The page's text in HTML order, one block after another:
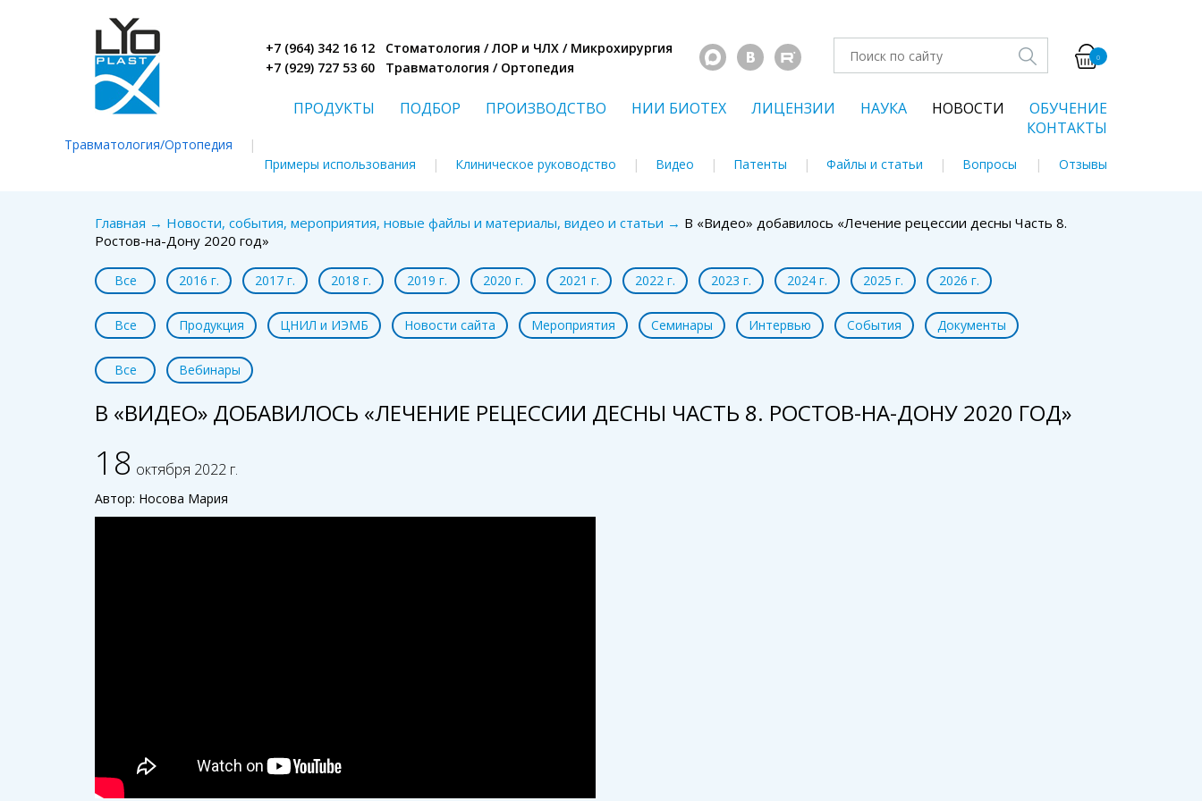
Травматология/Ортопедия |
+7 (964) 342 16 12 Стоматология / ЛОР и ЧЛХ / Микрохирургия
+7 (929) 727 53 60 Травматология / Ортопедия
0
ПРОДУКТЫ ПОДБОР ПРОИЗВОДСТВО НИИ БИОТЕХ ЛИЦЕНЗИИ НАУКА НОВОСТИ
ОБУЧЕНИЕ
КОНТАКТЫ
Примеры использования Клиническое руководство Видео Патенты Файлы и статьи Вопросы Отзывы
Главная → Новости, события, мероприятия, новые файлы и материалы, видео и статьи → В «Видео» добавилось «Лечение рецессии десны Часть 8.
Ростов-на-Дону 2020 год»
Все 2016 г. 2017 г. 2018 г. 2019 г. 2020 г. 2021 г. 2022 г. 2023 г. 2024 г. 2025 г. 2026 г.
Все Продукция ЦНИЛ и ИЭМБ Новости сайта Мероприятия Семинары Интервью События Документы
Все Вебинары
В «ВИДЕО» ДОБАВИЛОСЬ «ЛЕЧЕНИЕ РЕЦЕССИИ ДЕСНЫ ЧАСТЬ 8. РОСТОВ-НА-ДОНУ 2020 ГОД»
18 октября 2022 г.
Автор: Носова Мария